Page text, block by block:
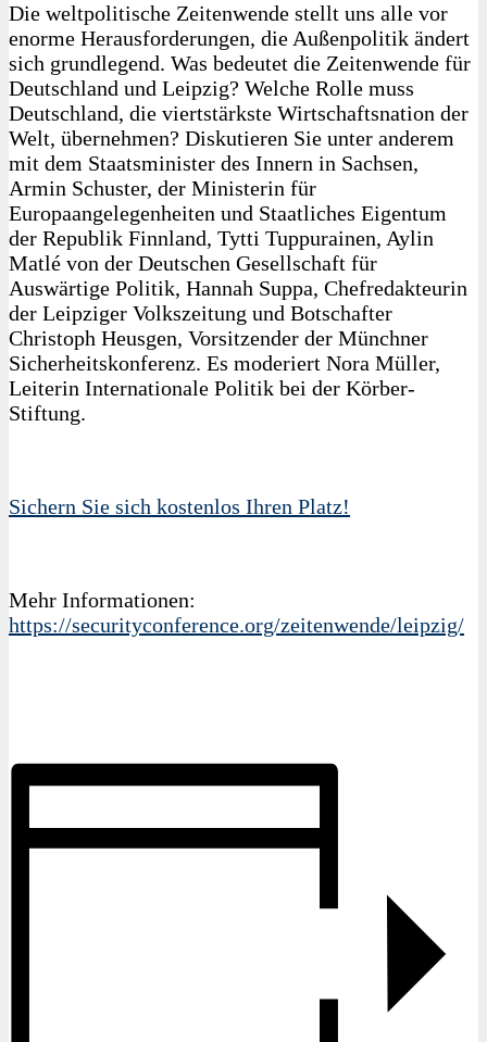
Die weltpolitische Zeitenwende stellt uns alle vor
enorme Herausforderungen, die Außenpolitik ändert
sich grundlegend. Was bedeutet die Zeitenwende für
Deutschland und Leipzig? Welche Rolle muss
Deutschland, die viertstärkste Wirtschaftsnation der
Welt, übernehmen? Diskutieren Sie unter anderem
mit dem Staatsminister des Innern in Sachsen,
Armin Schuster, der Ministerin für
Europaangelegenheiten und Staatliches Eigentum
der Republik Finnland, Tytti Tuppurainen, Aylin
Matlé von der Deutschen Gesellschaft für
Auswärtige Politik, Hannah Suppa, Chefredakteurin
der Leipziger Volkszeitung und Botschafter
Christoph Heusgen, Vorsitzender der Münchner
Sicherheitskonferenz. Es moderiert Nora Müller,
Leiterin Internationale Politik bei der Körber-
Stiftung.
Sichern Sie sich kostenlos Ihren Platz!
Mehr Informationen:
https://securityconference.org/zeitenwende/leipzig/